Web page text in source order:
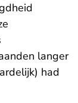
langer
had